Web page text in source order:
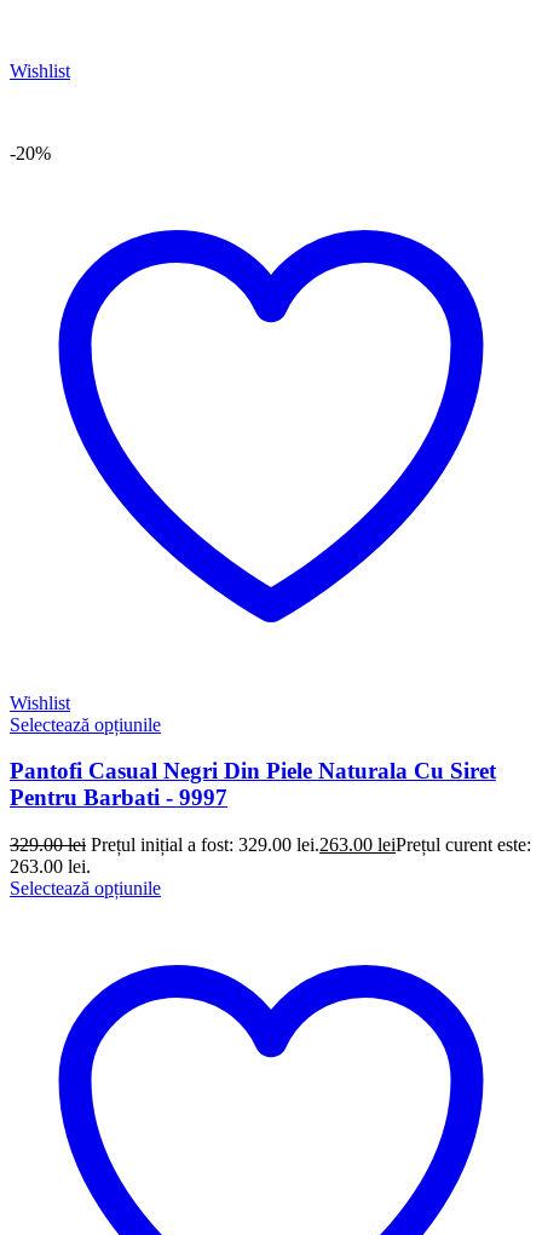
Wishlist
-20%
Wishlist
Selectează opțiunile
Pantofi Casual Negri Din Piele Naturala Cu Siret
Pentru Barbati - 9997
329.00lei Prețul inițial a fost: 329.00 lei.263.00 leiPrețul curent este:
263.00 lei.
Selectează opțiunile